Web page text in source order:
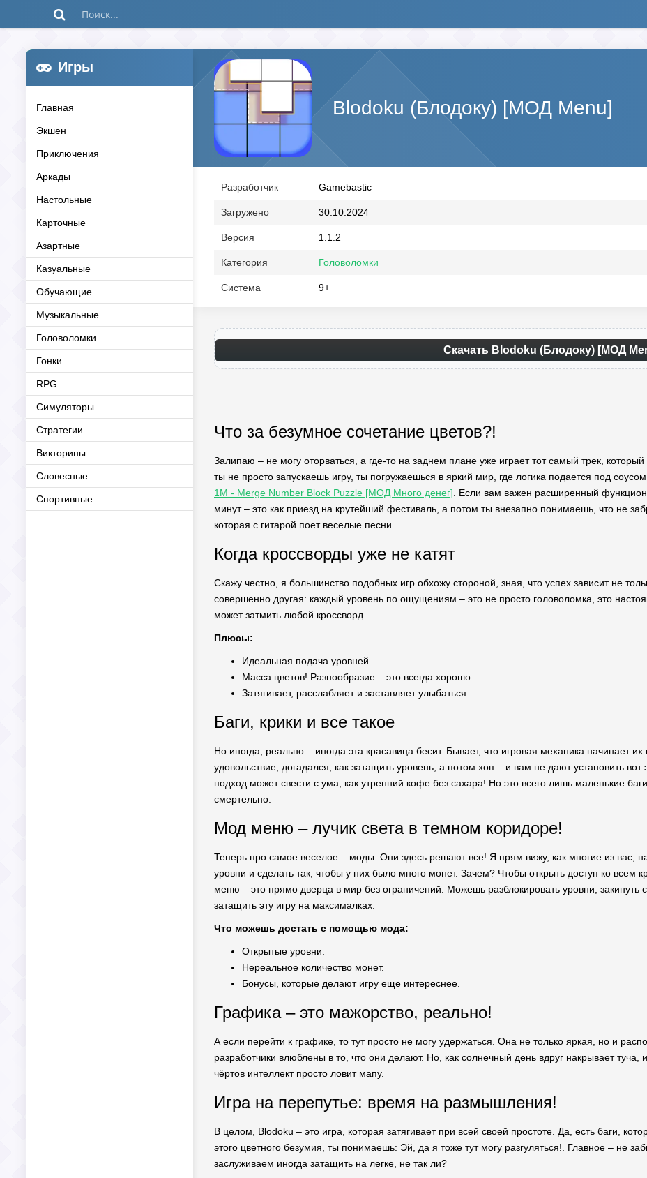
Игры
Главная
Экшен
Приключения
Аркады
Настольные
Карточные
Азартные
Казуальные
Обучающие
Музыкальные
Головоломки
Гонки
RPG
Симуляторы
Стратегии
Викторины
Словесные
Спортивные
Blodoku (Блодоку) [МОД Menu]
Разработчик Gamebastic
Загружено 30.10.2024
Версия 1.1.2
Категория Головоломки
Система 9+
Скачать Blodoku (Блодоку) [МОД
Что за безумное сочетание цветов?!
Залипаю – не могу оторваться, а где-то на заднем плане уже играет тот самый трек,
ты не просто запускаешь игру, ты погружаешься в яркий мир, где логика подается под
1M - Merge Number Block Puzzle [МОД Много денег] . Если вам важен расширенный
минут – это как приезд на крутейший фестиваль, а потом ты внезапно понимаешь, что не
которая с гитарой поет веселые песни.
Когда кроссворды уже не катят
Скажу честно, я большинство подобных игр обхожу стороной, зная, что успех зависит не
совершенно другая: каждый уровень по ощущениям – это не просто головоломка, это
может затмить любой кроссворд.
Плюсы:
Идеальная подача уровней.
Масса цветов! Разнообразие – это всегда хорошо.
Затягивает, расслабляет и заставляет улыбаться.
Баги, крики и все такое
Но иногда, реально – иногда эта красавица бесит. Бывает, что игровая механика начинает
удовольствие, догадался, как затащить уровень, а потом хоп – и вам не дают установить
подход может свести с ума, как утренний кофе без сахара! Но это всего лишь маленькие
смертельно.
Мод меню – лучик света в темном коридоре!
Теперь про самое веселое – моды. Они здесь решают все! Я прям вижу, как многие из вас,
уровни и сделать так, чтобы у них было много монет. Зачем? Чтобы открыть доступ ко всем
меню – это прямо дверца в мир без ограничений. Можешь разблокировать уровни, закинуть
затащить эту игру на максималках.
Что можешь достать с помощью мода:
Открытые уровни.
Нереальное количество монет.
Бонусы, которые делают игру еще интереснее.
Графика – это мажорство, реально!
А если перейти к графике, то тут просто не могу удержаться. Она не только яркая, но и
разработчики влюблены в то, что они делают. Но, как солнечный день вдруг накрывает туча,
чёртов интеллект просто ловит мапу.
Игра на перепутье: время на размышления!
В целом, Blodoku – это игра, которая затягивает при всей своей простоте. Да, есть баги,
этого цветного безумия, ты понимаешь: Эй, да я тоже тут могу разгуляться!. Главное – не
заслуживаем иногда затащить на легке, не так ли?